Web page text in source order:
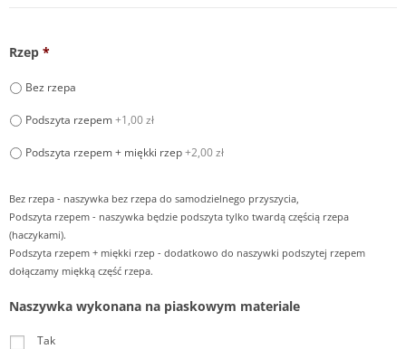
Rzep *
Bez rzepa
Podszyta rzepem+1,00 zł
Podszyta rzepem + miękki rzep+2,00 zł
Bez rzepa - naszywka bez rzepa do samodzielnego przyszycia,
Podszyta rzepem - naszywka będzie podszyta tylko twardą częścią rzepa
(haczykami).
Podszyta rzepem + miękki rzep - dodatkowo do naszywki podszytej rzepem
dołączamy miękką część rzepa.
Naszywka wykonana na piaskowym materiale
Tak